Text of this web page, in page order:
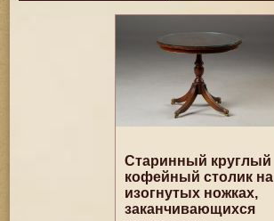
Старинный круглый
кофейный столик на
изогнутых ножках,
заканчивающихся